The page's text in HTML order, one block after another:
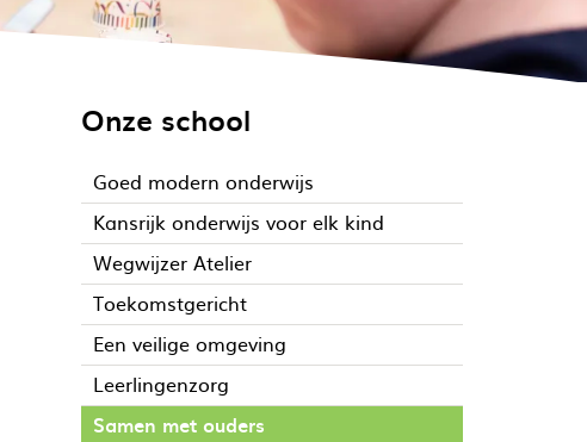
Onze school
Goed modern onderwijs
Kansrijk onderwijs voor elk kind
Wegwijzer Atelier
Toekomstgericht
Een veilige omgeving
Leerlingenzorg
Samen met ouders